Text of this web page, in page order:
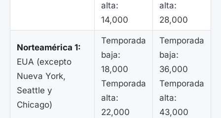
alta:
14,000
alta:
28,000
Norteamérica 1:
EUA (excepto
Nueva York,
Seattle y
Chicago)
Temporada
baja:
18,000
Temporada
alta:
22,000
Temporada
baja:
36,000
Temporada
alta:
43,000